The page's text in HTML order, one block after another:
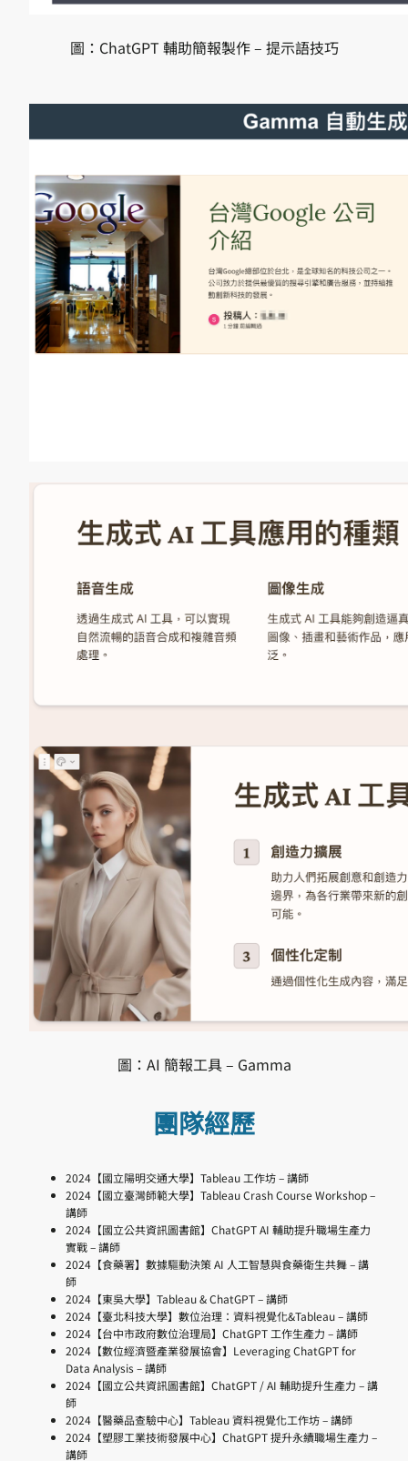
圖：ChatGPT 輔助簡報製作 – 提示語技巧
圖：AI 簡報工具 – Gamma
團隊經歷
2024【國立陽明交通大學】Tableau 工作坊 – 講師
2024【國立臺灣師範大學】Tableau Crash Course Workshop –
講師
2024【國立公共資訊圖書館】ChatGPT AI 輔助提升職場生產力
實戰 – 講師
2024【食藥署】數據驅動決策 AI 人工智慧與食藥衛生共舞 – 講
師
2024【東吳大學】Tableau & ChatGPT – 講師
2024【臺北科技大學】數位治理：資料視覺化&Tableau – 講師
2024【台中市政府數位治理局】ChatGPT 工作生產力 – 講師
2024【數位經濟暨產業發展協會】Leveraging ChatGPT for
Data Analysis – 講師
2024【國立公共資訊圖書館】ChatGPT / AI 輔助提升生產力 – 講
師
2024【醫藥品查驗中心】Tableau 資料視覺化工作坊 – 講師
2024【塑膠工業技術發展中心】ChatGPT 提升永續職場生產力 –
講師